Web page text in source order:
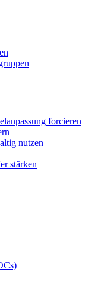
forcieren
nutzen
stärken